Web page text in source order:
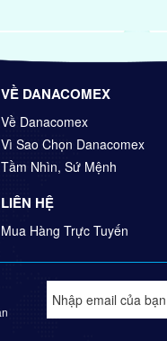
VỀ DANACOMEX
Về Danacomex
Vì Sao Chọn Danacomex
Tầm Nhìn, Sứ Mệnh
LIÊN HỆ
Mua Hàng Trực Tuyến